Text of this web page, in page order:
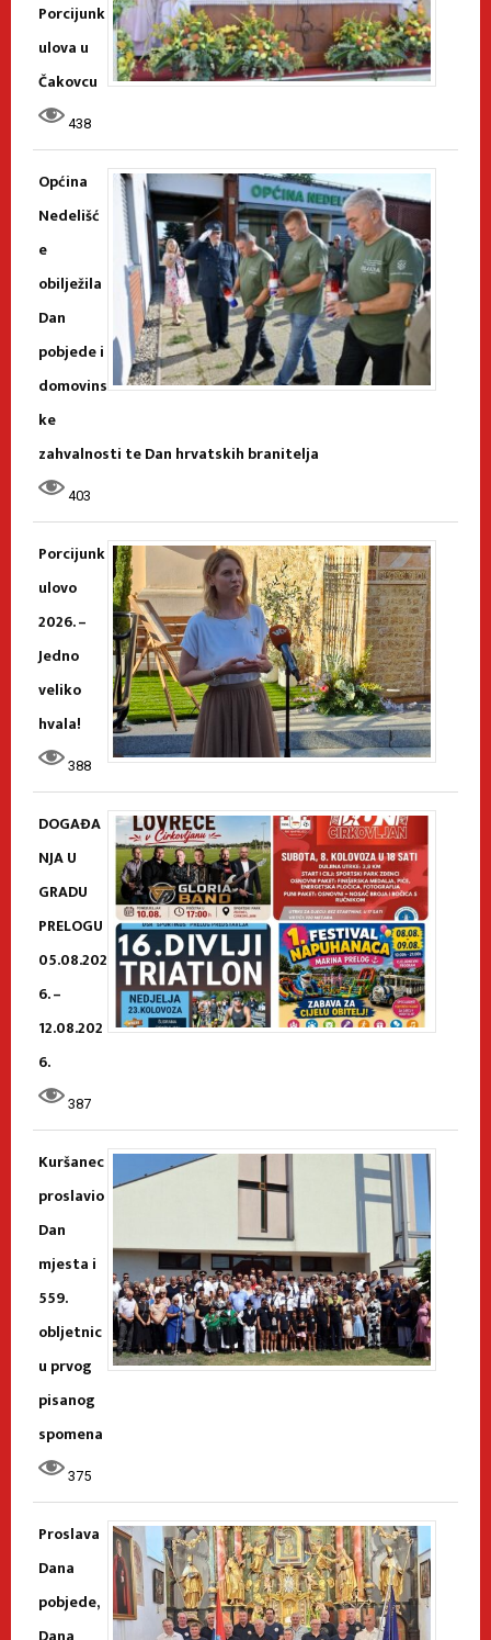
Porcijunk
ulova u
Čakovcu
438
Općina
Nedelišć
e
obilježila
Dan
pobjede i
domovins
ke
zahvalnosti te Dan hrvatskih branitelja
403
Porcijunk
ulovo
2026. –
Jedno
veliko
hvala!
388
DOGAĐA
NJA U
GRADU
PRELOGU
05.08.202
6. –
12.08.202
6.
387
Kuršanec
proslavio
Dan
mjesta i
559.
obljetnic
u prvog
pisanog
spomena
375
Proslava
Dana
pobjede,